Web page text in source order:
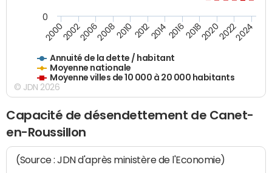
Annuité de la dette / habitant
Moyenne nationale
Moyenne villes de 10 000 à 20 000 habitants
20002002200620082010 2012201420162018202020222024
0
© JDN 2026
Capacité de désendettement de Canet-
en-Roussillon
(Source : JDN d'après ministère de l'Economie)